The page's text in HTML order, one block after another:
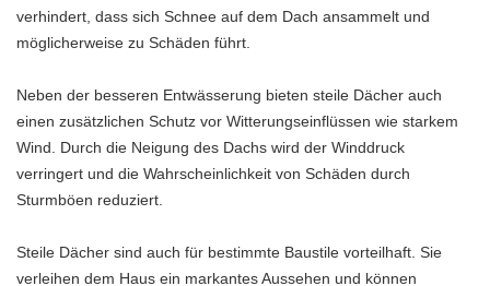
verhindert, dass sich Schnee auf dem Dach ansammelt und
möglicherweise zu Schäden führt.
Neben der besseren Entwässerung bieten steile Dächer auch
einen zusätzlichen Schutz vor Witterungseinflüssen wie starkem
Wind. Durch die Neigung des Dachs wird der Winddruck
verringert und die Wahrscheinlichkeit von Schäden durch
Sturmböen reduziert.
Steile Dächer sind auch für bestimmte Baustile vorteilhaft. Sie
verleihen dem Haus ein markantes Aussehen und können